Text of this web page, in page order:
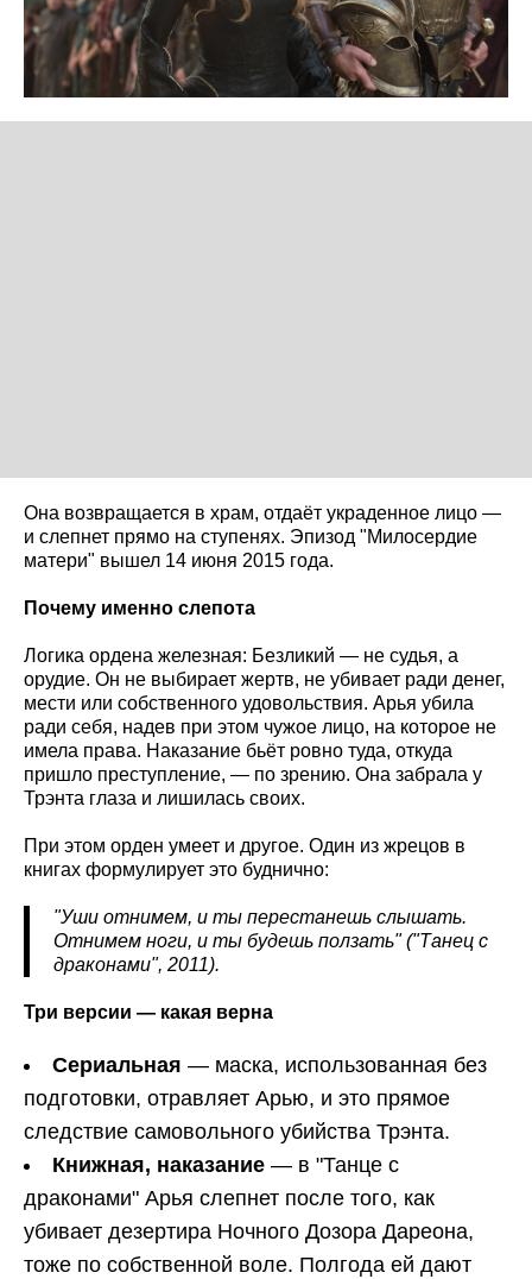
Она возвращается в храм, отдаёт украденное лицо —
и слепнет прямо на ступенях. Эпизод "Милосердие
матери" вышел 14 июня 2015 года.
Почему именно слепота
Логика ордена железная: Безликий — не судья, а
орудие. Он не выбирает жертв, не убивает ради денег,
мести или собственного удовольствия. Арья убила
ради себя, надев при этом чужое лицо, на которое не
имела права. Наказание бьёт ровно туда, откуда
пришло преступление, — по зрению. Она забрала у
Трэнта глаза и лишилась своих.
При этом орден умеет и другое. Один из жрецов в
книгах формулирует это буднично:
"Уши отнимем, и ты перестанешь слышать.
Отнимем ноги, и ты будешь ползать" ("Танец с
драконами", 2011).
Три версии — какая верна
Сериальная — маска, использованная без
подготовки, отравляет Арью, и это прямое
следствие самовольного убийства Трэнта.
Книжная, наказание — в "Танце с
драконами" Арья слепнет после того, как
убивает дезертира Ночного Дозора Дареона,
тоже по собственной воле. Полгода ей дают